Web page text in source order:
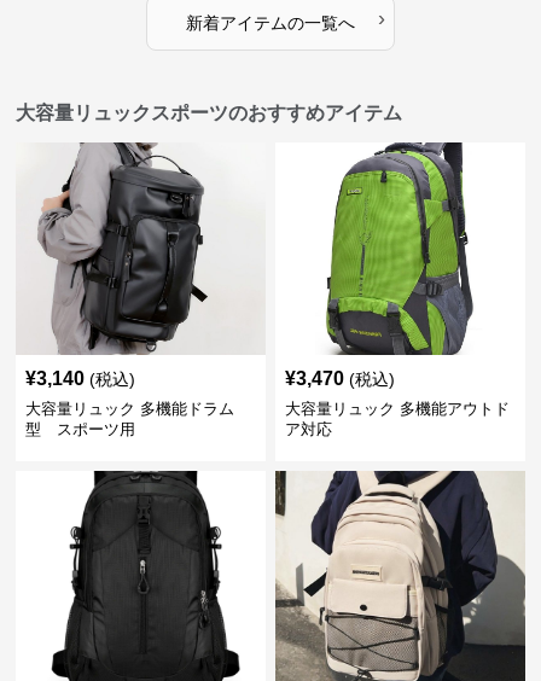
新着アイテムの一覧へ ›
大容量リュックスポーツのおすすめアイテム
¥3,140 (税込)
大容量リュック 多機能ドラム
型 スポーツ用
¥3,470 (税込)
大容量リュック 多機能アウトド
ア対応